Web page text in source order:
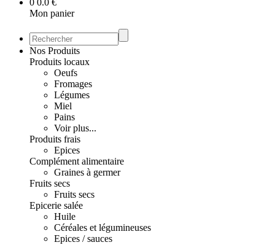
0 0.0 €
Mon panier
Nos Produits
Produits locaux
Oeufs
Fromages
Légumes
Miel
Pains
Voir plus...
Produits frais
Epices
Complément alimentaire
Graines à germer
Fruits secs
Fruits secs
Epicerie salée
Huile
Céréales et légumineuses
Epices / sauces